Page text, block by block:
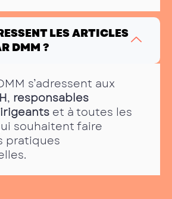
LES ARTICLES
DMM ?
s’adressent aux
, responsables
et à toutes les
souhaitent faire
pratiques